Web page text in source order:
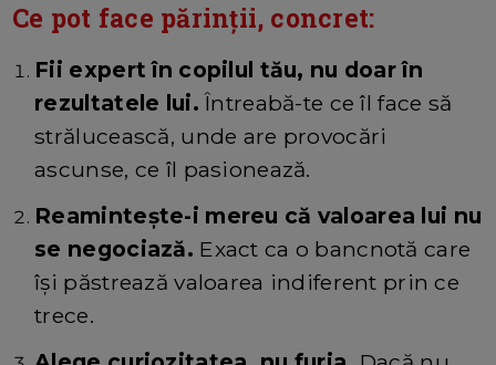
Ce pot face părinții, concret:
Fii expert în copilul tău, nu doar în
rezultatele lui. Întreabă-te ce îl face să
strălucească, unde are provocări
ascunse, ce îl pasionează.
Reamintește-i mereu că valoarea lui nu
se negociază. Exact ca o bancnotă care
își păstrează valoarea indiferent prin ce
trece.